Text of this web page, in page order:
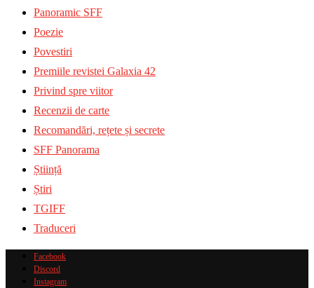
Panoramic SFF
Poezie
Povestiri
Premiile revistei Galaxia 42
Privind spre viitor
Recenzii de carte
Recomandări, rețete și secrete
SFF Panorama
Știință
Știri
TGIFF
Traduceri
Facebook
Discord
Instagram